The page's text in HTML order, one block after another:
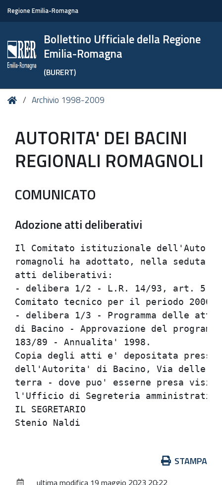
Regione Emilia-Romagna
Bollettino Ufficiale della Regione
Emilia-Romagna
(BURERT)
Tu HomeArchivio 1998-2009
AUTORITA' DEI BACINI
REGIONALI ROMAGNOLI
COMUNICATO
Adozione atti deliberativi
Il Comitato istituzionale
romagnoli ha adottato, nella
atti
- delibera 1/2 - L.R. 14/93,
Comitato tecnico
- delibera 1/3 - Programma
di Bacino - Approvazione del
183/89 -
Copia degli atti e' depositata
dell'Autorita' di Bacino,
terra - dove puo' esserne
l'Ufficio di
IL
STAMPA
ultima modifica 19 maggio 2023 20:22